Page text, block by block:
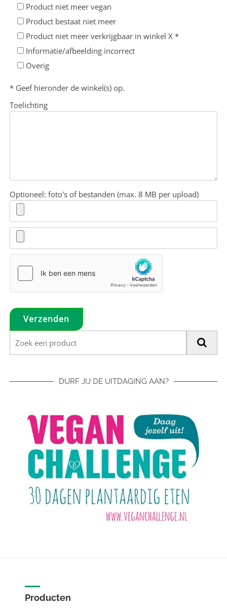
Product niet meer vegan
Product bestaat niet meer
Product niet meer verkrijgbaar in winkel X *
Informatie/afbeelding incorrect
Overig
* Geef hieronder de winkel(s) op.
Toelichting
Optioneel: foto's of bestanden (max. 8 MB per upload)
DURF JIJ DE UITDAGING AAN?
Producten